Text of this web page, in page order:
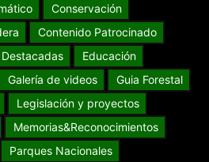
Conservación
Contenido Patrocinado
Destacadas
Educación
Galería de videos
Guia Forestal
Legislación y proyectos
Memorias&Reconocimientos
Parques Nacionales